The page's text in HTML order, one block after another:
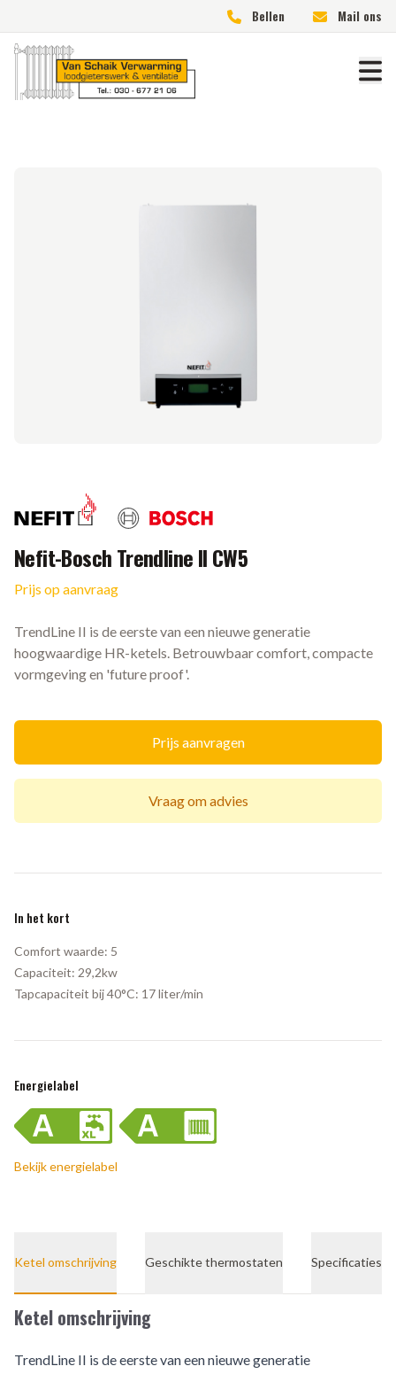
Bellen Mail ons
Nefit-Bosch Trendline II CW5
Prijs op aanvraag
TrendLine II is de eerste van een nieuwe generatie
hoogwaardige HR-ketels. Betrouwbaar comfort, compacte
vormgeving en 'future proof'.
Prijs aanvragen
Vraag om advies
In het kort
Comfort waarde: 5
Capaciteit: 29,2kw
Tapcapaciteit bij 40°C: 17 liter/min
Energielabel
Bekijk energielabel
Ketel omschrijving Geschikte thermostaten Specificaties
Ketel omschrijving
TrendLine II is de eerste van een nieuwe generatie